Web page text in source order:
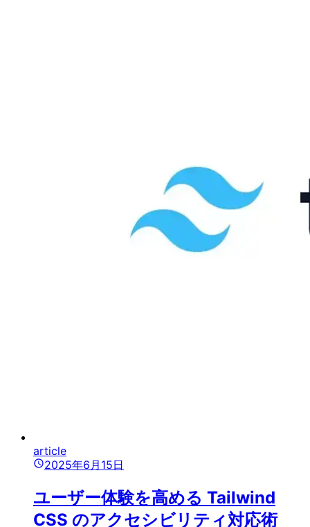
article
2025年6月15日
ユーザー体験を高める Tailwind
CSS のアクセシビリティ対応術